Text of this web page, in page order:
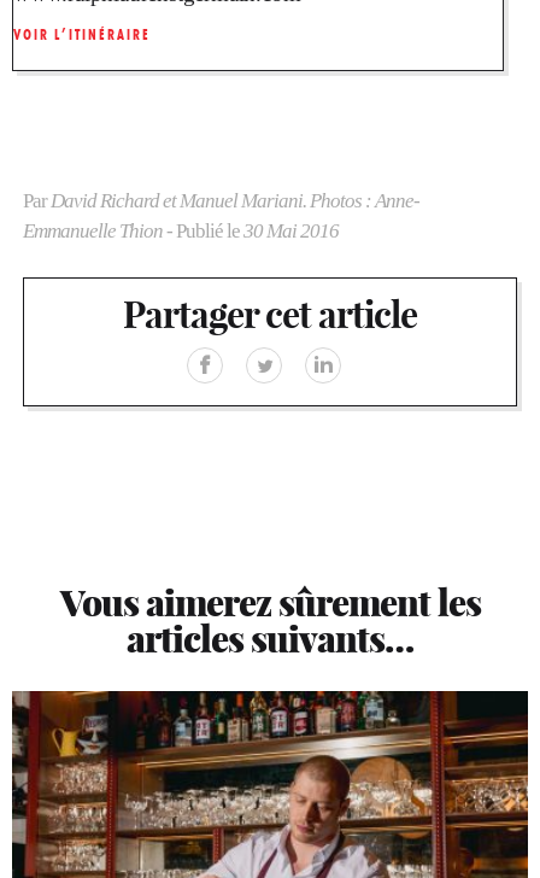
VOIR L’ITINÉRAIRE
ParDavid Richard et Manuel Mariani. Photos : Anne-
Emmanuelle Thion- Publié le30 Mai 2016
Partager cet article
Vous aimerez sûrement les
articles suivants…